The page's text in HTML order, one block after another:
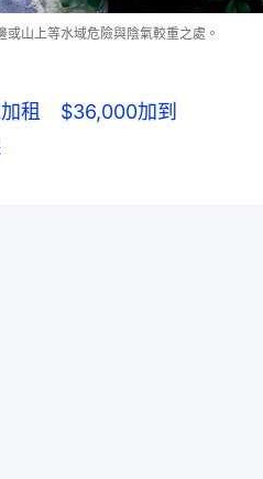
山上等水域危險與陰氣較重之處。
加租 $36,000加到